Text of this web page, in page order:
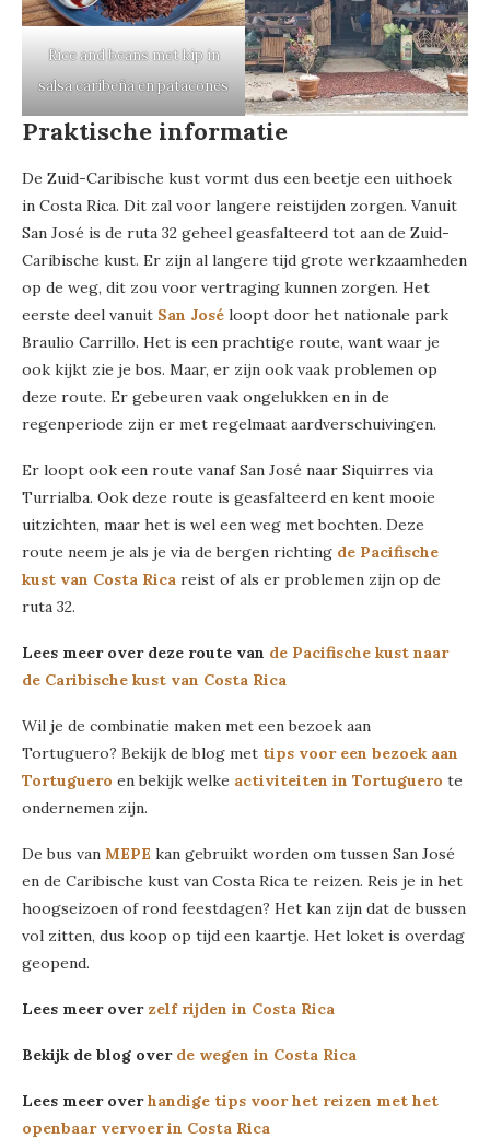
Rice and beans met kip in
salsa caribeña en patacones
Praktische informatie
De Zuid-Caribische kust vormt dus een beetje een uithoek
in Costa Rica. Dit zal voor langere reistijden zorgen. Vanuit
San José is de ruta 32 geheel geasfalteerd tot aan de Zuid-
Caribische kust. Er zijn al langere tijd grote werkzaamheden
op de weg, dit zou voor vertraging kunnen zorgen. Het
eerste deel vanuit San José loopt door het nationale park
Braulio Carrillo. Het is een prachtige route, want waar je
ook kijkt zie je bos. Maar, er zijn ook vaak problemen op
deze route. Er gebeuren vaak ongelukken en in de
regenperiode zijn er met regelmaat aardverschuivingen.
Er loopt ook een route vanaf San José naar Siquirres via
Turrialba. Ook deze route is geasfalteerd en kent mooie
uitzichten, maar het is wel een weg met bochten. Deze
route neem je als je via de bergen richting de Pacifische
kust van Costa Rica reist of als er problemen zijn op de
ruta 32.
Lees meer over deze route van de Pacifische kust naar
de Caribische kust van Costa Rica
Wil je de combinatie maken met een bezoek aan
Tortuguero? Bekijk de blog met tips voor een bezoek aan
Tortuguero en bekijk welke activiteiten in Tortuguero te
ondernemen zijn.
De bus van MEPE kan gebruikt worden om tussen San José
en de Caribische kust van Costa Rica te reizen. Reis je in het
hoogseizoen of rond feestdagen? Het kan zijn dat de bussen
vol zitten, dus koop op tijd een kaartje. Het loket is overdag
geopend.
Lees meer over zelf rijden in Costa Rica
Bekijk de blog over de wegen in Costa Rica
Lees meer overhandige tips voor het reizen met het
openbaar vervoer in Costa Rica